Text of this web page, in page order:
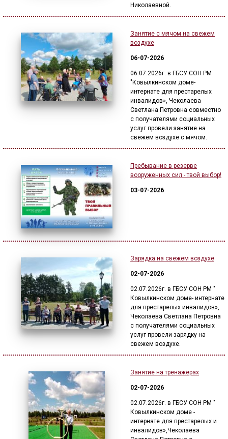
Николаевной.
Занятие с мячом на свежем
воздухе
06-07-2026
06.07.2026г. в ГБСУ СОН РМ
"Ковылкинском доме-
интернате для престарелых
инвалидов», Чеколаева
Светлана Петровна совместно
с получателями социальных
услуг провели занятие на
свежем воздухе с мячом.
Пребывание в резерве
вооруженных сил - твой выбор!
03-07-2026
Зарядка на свежем воздухе
02-07-2026
02.07.2026г. в ГБСУ СОН РМ "
Ковылкинском доме- интернате
для престарелых инвалидов»,
Чеколаева Светлана Петровна
с получателями социальных
услуг провели зарядку на
свежем воздухе.
Занятие на тренажёрах
02-07-2026
02.07.2026г. в ГБСУ СОН РМ "
Ковылкинском доме -
интернате для престарелых и
инвалидов»,Чеколаева